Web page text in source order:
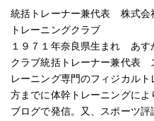
統括トレーナー兼代表 株式会
トレーニングクラブ
１９７１年奈良県生まれ あす
クラブ統括トレーナー兼代表
レーニング専門のフィジカル
方までに体幹トレーニングに
ブログで発信。又、スポーツ